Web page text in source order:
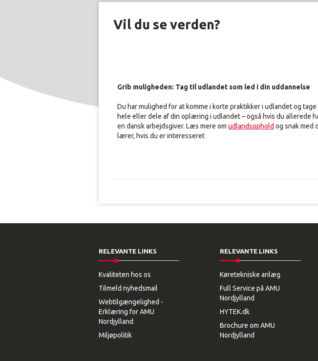
Vil du se verden?
Grib muligheden: Tag til udlandet som led i din uddannelse
Du har mulighed for at komme i korte praktikker i udlandet og tage
hele eller dele af din oplæring i udlandet – også hvis du allerede
en dansk arbejdsgiver. Læs mere om udlandsophold og snak med
lærer, hvis du er interesseret
RELEVANTE LINKS
Kvaliteten hos os
Tilmeld nyhedsmail
Webtilgængelighed -
Erklæring for AMU
Nordjylland
Miljøpolitik
RELEVANTE LINKS
Køretekniske anlæg
Full Service på AMU
Nordjylland
HYTEK.dk
Brochure om AMU
Nordjylland